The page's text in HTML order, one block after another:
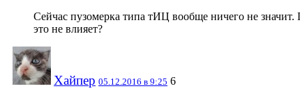
Сейчас пузомерка типа тИЦ вообще ничего не
это не влияет?
Хайпер 05.12.2016 в 9:25 6